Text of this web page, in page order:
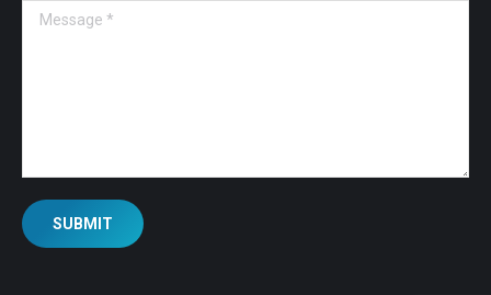
Message *
SUBMIT